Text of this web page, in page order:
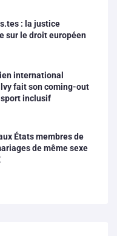
: la justice
sur le droit européen
international
fait son coming-out
inclusif
États membres de
de même sexe